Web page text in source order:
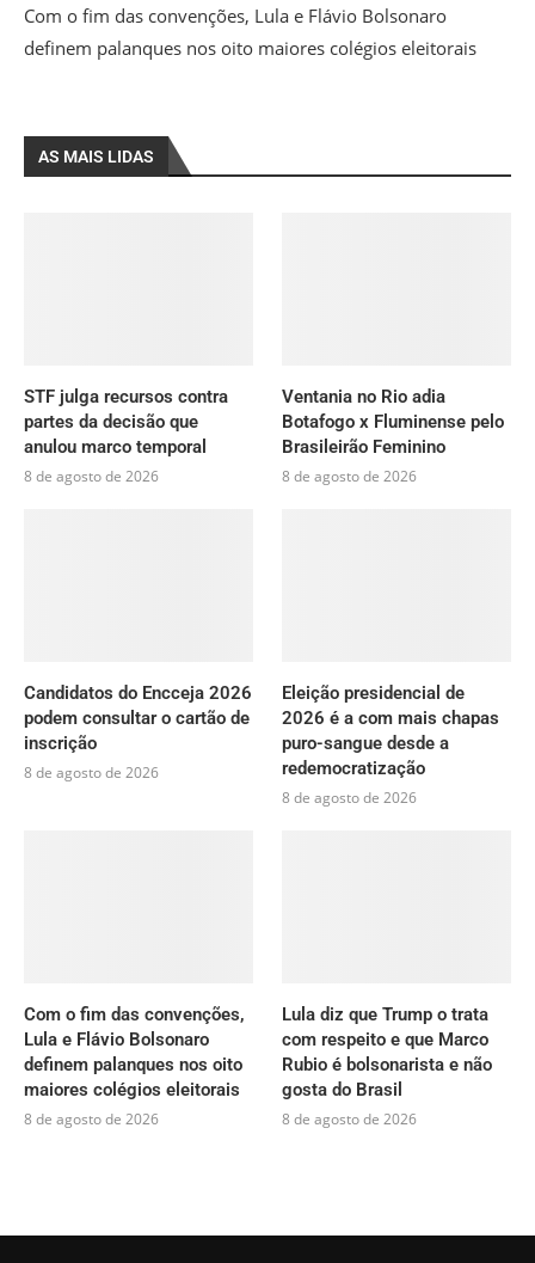
Com o fim das convenções, Lula e Flávio Bolsonaro
definem palanques nos oito maiores colégios eleitorais
AS MAIS LIDAS
STF julga recursos contra
partes da decisão que
anulou marco temporal
8 de agosto de 2026
Ventania no Rio adia
Botafogo x Fluminense pelo
Brasileirão Feminino
8 de agosto de 2026
Candidatos do Encceja 2026
podem consultar o cartão de
inscrição
8 de agosto de 2026
Eleição presidencial de
2026 é a com mais chapas
puro-sangue desde a
redemocratização
8 de agosto de 2026
Com o fim das convenções,
Lula e Flávio Bolsonaro
definem palanques nos oito
maiores colégios eleitorais
8 de agosto de 2026
Lula diz que Trump o trata
com respeito e que Marco
Rubio é bolsonarista e não
gosta do Brasil
8 de agosto de 2026